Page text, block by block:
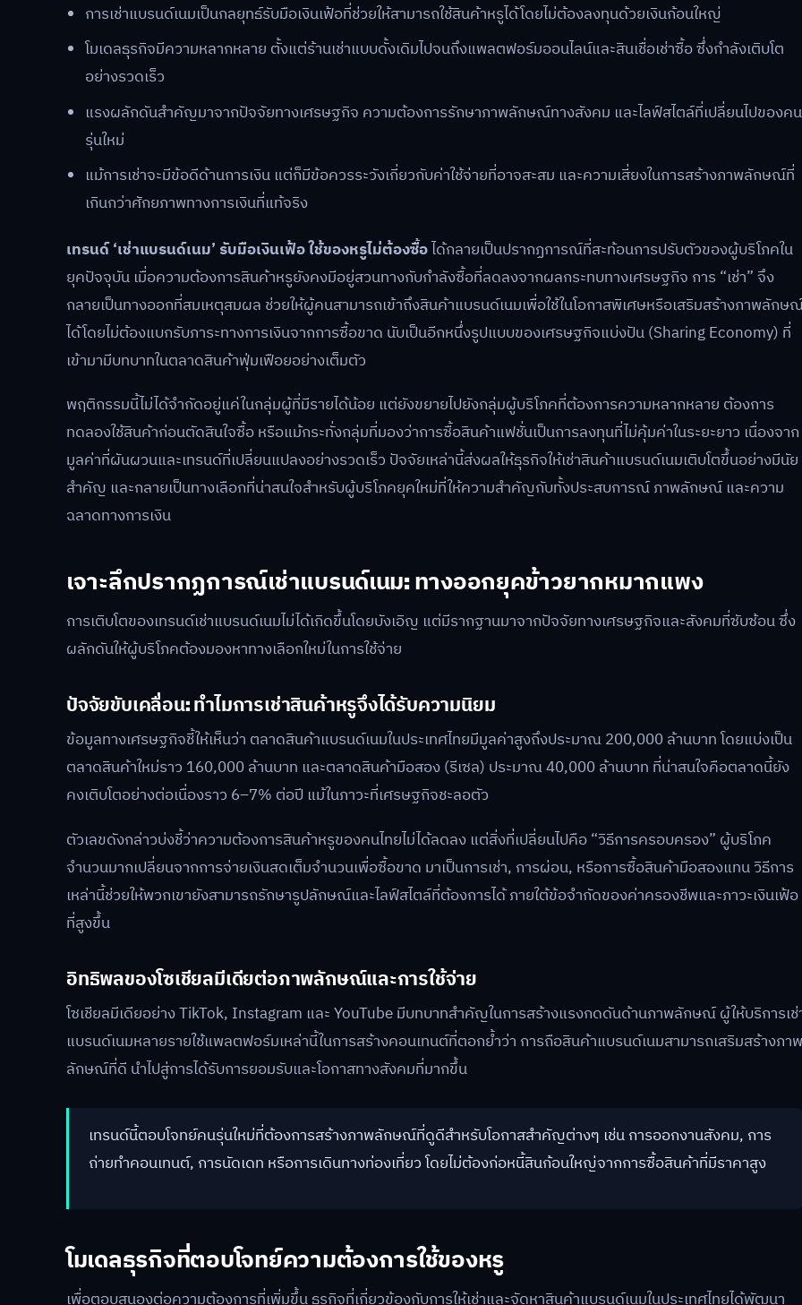
การเช่าแบรนด์เนมเป็นกลยุทธ์รับมือเงินเฟ้อที่ช่วยให้สามารถใช้สินค้าหรูได้โดยไม่ต้องลงทุนด้วยเงินก้อนใหญ่
โมเดลธุรกิจมีความหลากหลาย ตั้งแต่ร้านเช่าแบบดั้งเดิมไปจนถึงแพลตฟอร์มออนไลน์และสินเชื่อเช่าซื้อ ซึ่งกำลังเติบโต
อย่างรวดเร็ว
แรงผลักดันสำคัญมาจากปัจจัยทางเศรษฐกิจ ความต้องการรักษาภาพลักษณ์ทางสังคม และไลฟ์สไตล์ที่เปลี่ยนไปของคน
รุ่นใหม่
แม้การเช่าจะมีข้อดีด้านการเงิน แต่ก็มีข้อควรระวังเกี่ยวกับค่าใช้จ่ายที่อาจสะสม และความเสี่ยงในการสร้างภาพลักษณ์ที่
เกินกว่าศักยภาพทางการเงินที่แท้จริง
เทรนด์ ‘เช่าแบรนด์เนม’ รับมือเงินเฟ้อ ใช้ของหรูไม่ต้องซื้อได้กลายเป็นปรากฏการณ์ที่สะท้อนการปรับตัวของผู้บริโภคใน
ยุคปัจจุบัน เมื่อความต้องการสินค้าหรูยังคงมีอยู่สวนทางกับกำลังซื้อที่ลดลงจากผลกระทบทางเศรษฐกิจ การ “เช่า” จึง
กลายเป็นทางออกที่สมเหตุสมผล ช่วยให้ผู้คนสามารถเข้าถึงสินค้าแบรนด์เนมเพื่อใช้ในโอกาสพิเศษหรือเสริมสร้างภาพลักษ
ได้โดยไม่ต้องแบกรับภาระทางการเงินจากการซื้อขาด นับเป็นอีกหนึ่งรูปแบบของเศรษฐกิจแบ่งปัน (Sharing Economy) ที่
เข้ามามีบทบาทในตลาดสินค้าฟุ่มเฟือยอย่างเต็มตัว
พฤติกรรมนี้ไม่ได้จำกัดอยู่แค่ในกลุ่มผู้ที่มีรายได้น้อย แต่ยังขยายไปยังกลุ่มผู้บริโภคที่ต้องการความหลากหลาย ต้องการ
ทดลองใช้สินค้าก่อนตัดสินใจซื้อ หรือแม้กระทั่งกลุ่มที่มองว่าการซื้อสินค้าแฟชั่นเป็นการลงทุนที่ไม่คุ้มค่าในระยะยาว เนื่องจาก
มูลค่าที่ผันผวนและเทรนด์ที่เปลี่ยนแปลงอย่างรวดเร็ว ปัจจัยเหล่านี้ส่งผลให้ธุรกิจให้เช่าสินค้าแบรนด์เนมเติบโตขึ้นอย่างมีนัย
สำคัญ และกลายเป็นทางเลือกที่น่าสนใจสำหรับผู้บริโภคยุคใหม่ที่ให้ความสำคัญกับทั้งประสบการณ์ ภาพลักษณ์ และความ
ฉลาดทางการเงิน
เจาะลึกปรากฏการณ์เช่าแบรนด์เนม: ทางออกยุคข้าวยากหมากแพง
การเติบโตของเทรนด์เช่าแบรนด์เนมไม่ได้เกิดขึ้นโดยบังเอิญ แต่มีรากฐานมาจากปัจจัยทางเศรษฐกิจและสังคมที่ซับซ้อน ซึ่ง
ผลักดันให้ผู้บริโภคต้องมองหาทางเลือกใหม่ในการใช้จ่าย
ปัจจัยขับเคลื่อน: ทำไมการเช่าสินค้าหรูจึงได้รับความนิยม
ข้อมูลทางเศรษฐกิจชี้ให้เห็นว่า ตลาดสินค้าแบรนด์เนมในประเทศไทยมีมูลค่าสูงถึงประมาณ 200,000 ล้านบาท โดยแบ่งเป็น
ตลาดสินค้าใหม่ราว 160,000 ล้านบาท และตลาดสินค้ามือสอง (รีเซล) ประมาณ 40,000 ล้านบาท ที่น่าสนใจคือตลาดนี้ยัง
คงเติบโตอย่างต่อเนื่องราว 6–7% ต่อปี แม้ในภาวะที่เศรษฐกิจชะลอตัว
ตัวเลขดังกล่าวบ่งชี้ว่าความต้องการสินค้าหรูของคนไทยไม่ได้ลดลง แต่สิ่งที่เปลี่ยนไปคือ “วิธีการครอบครอง” ผู้บริโภค
จำนวนมากเปลี่ยนจากการจ่ายเงินสดเต็มจำนวนเพื่อซื้อขาด มาเป็นการเช่า, การผ่อน, หรือการซื้อสินค้ามือสองแทน วิธีการ
เหล่านี้ช่วยให้พวกเขายังสามารถรักษารูปลักษณ์และไลฟ์สไตล์ที่ต้องการได้ ภายใต้ข้อจำกัดของค่าครองชีพและภาวะเงินเฟ้อ
ที่สูงขึ้น
อิทธิพลของโซเชียลมีเดียต่อภาพลักษณ์และการใช้จ่าย
โซเชียลมีเดียอย่าง TikTok, Instagram และ YouTube มีบทบาทสำคัญในการสร้างแรงกดดันด้านภาพลักษณ์ ผู้ให้บริการเช่
แบรนด์เนมหลายรายใช้แพลตฟอร์มเหล่านี้ในการสร้างคอนเทนต์ที่ตอกย้ำว่า การถือสินค้าแบรนด์เนมสามารถเสริมสร้างภาพ
ลักษณ์ที่ดี นำไปสู่การได้รับการยอมรับและโอกาสทางสังคมที่มากขึ้น
เทรนด์นี้ตอบโจทย์คนรุ่นใหม่ที่ต้องการสร้างภาพลักษณ์ที่ดูดีสำหรับโอกาสสำคัญต่างๆ เช่น การออกงานสังคม, การ
ถ่ายทำคอนเทนต์, การนัดเดท หรือการเดินทางท่องเที่ยว โดยไม่ต้องก่อหนี้สินก้อนใหญ่จากการซื้อสินค้าที่มีราคาสูง
โมเดลธุรกิจที่ตอบโจทย์ความต้องการใช้ของหรู
เพื่อตอบสนองต่อความต้องการที่เพิ่มขึ้น ธุรกิจที่เกี่ยวข้องกับการให้เช่าและจัดหาสินค้าแบรนด์เนมในประเทศไทยได้พัฒนา